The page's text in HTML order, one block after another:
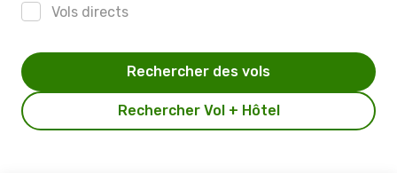
Vols directs
Rechercher Vol + Hôtel
Rechercher des vols